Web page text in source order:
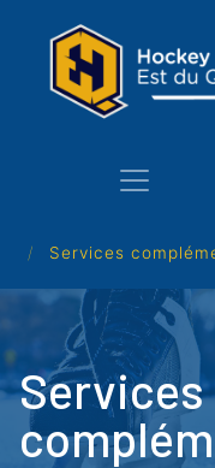
Services
Services